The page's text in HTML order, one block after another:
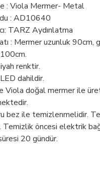
: Viola Mermer- Metal
: AD10640
TARZ Aydınlatma
: Mermer uzunluk
renktir.
LED dahildir.
Viola doğal mermer ile
bez ile temizlenmelidir.
öncesi elektrik
20 gündür.